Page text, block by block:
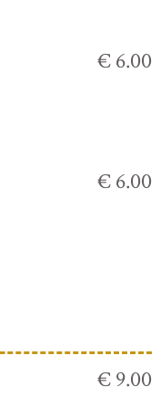
€ 6.00
€ 6.00
€ 9.00